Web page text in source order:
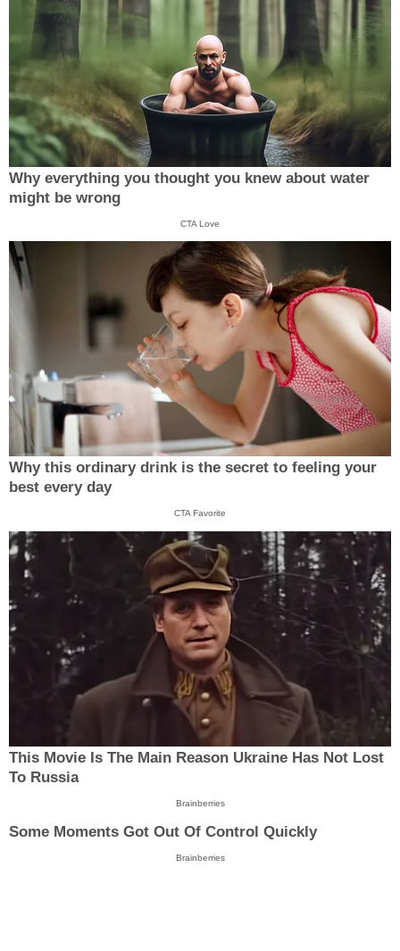
Why everything you thought you knew about water
might be wrong
CTA Love
Why this ordinary drink is the secret to feeling your
best every day
CTA Favorite
This Movie Is The Main Reason Ukraine Has Not Lost
To Russia
Brainberries
Some Moments Got Out Of Control Quickly
Brainberries